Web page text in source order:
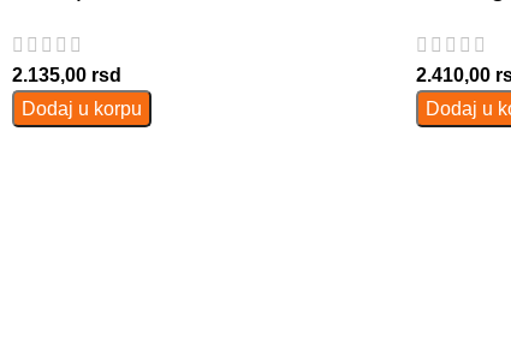
2.135,00 rsd
Dodaj u korpu
2.410,00
Dodaj u